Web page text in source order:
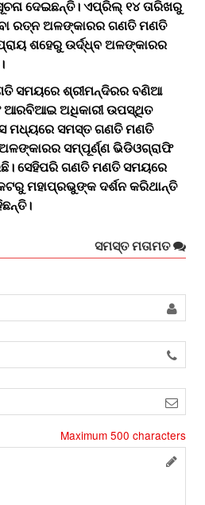
ଦେଇଛନ୍ତି। ଏପ୍ରିଲ୍ ୧୪ ତାରିଖରୁ
ରତ୍ନ ଅଳଙ୍କାରର ଗଣତି ମଣତି
ଶହେରୁ ଉର୍ଦ୍ଧ୍ବ ଅଳଙ୍କାରର
ସମୟରେ ଶ୍ରୀମନ୍ଦିରର ବଣିଆ
ଆରବିଆଇ ଅଧିକାରୀ ଉପସ୍ଥିତ
ମଧ୍ୟରେ ସମସ୍ତ ଗଣତି ମଣତି
ଅଳଙ୍କାରର ସମ୍ପୂର୍ଣ୍ଣ ଭିଡିଓଗ୍ରାଫି
ସେହିପରି ଗଣତି ମଣତି ସମୟରେ
ମହାପ୍ରଭୁଙ୍କ ଦର୍ଶନ କରିଥାନ୍ତି
ସମସ୍ତ ମତାମତ
Maximum 500 characters